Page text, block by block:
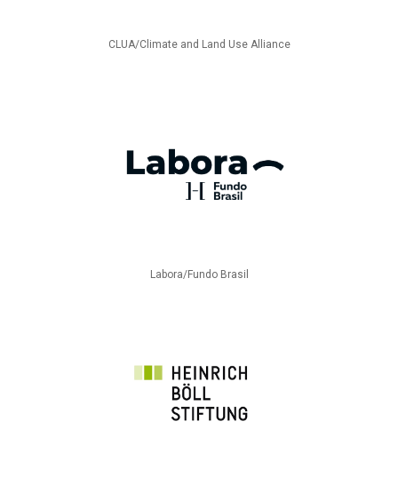
CLUA/Climate and Land Use Alliance
Labora/Fundo Brasil